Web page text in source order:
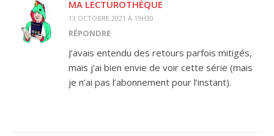
MA LECTUROTHÈQUE
13 OCTOBRE 2021 À 19H30
RÉPONDRE
J’avais entendu des retours parfois mitigés,
mais j’ai bien envie de voir cette série (mais
je n’ai pas l’abonnement pour l’instant).